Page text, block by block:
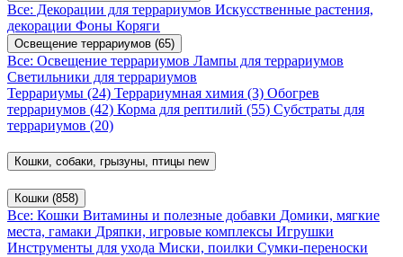
Все: Декорации для террариумов Искусственные растения,
декорации Фоны Коряги
Освещение террариумов (65)
Все: Освещение террариумов Лампы для террариумов
Светильники для террариумов
Террариумы (24) Террариумная химия (3) Обогрев
террариумов (42) Корма для рептилий (55) Субстраты для
террариумов (20)
Кошки, собаки, грызуны, птицы new
Кошки (858)
Все: Кошки Витамины и полезные добавки Домики, мягкие
места, гамаки Дряпки, игровые комплексы Игрушки
Инструменты для ухода Миски, поилки Сумки-переноски